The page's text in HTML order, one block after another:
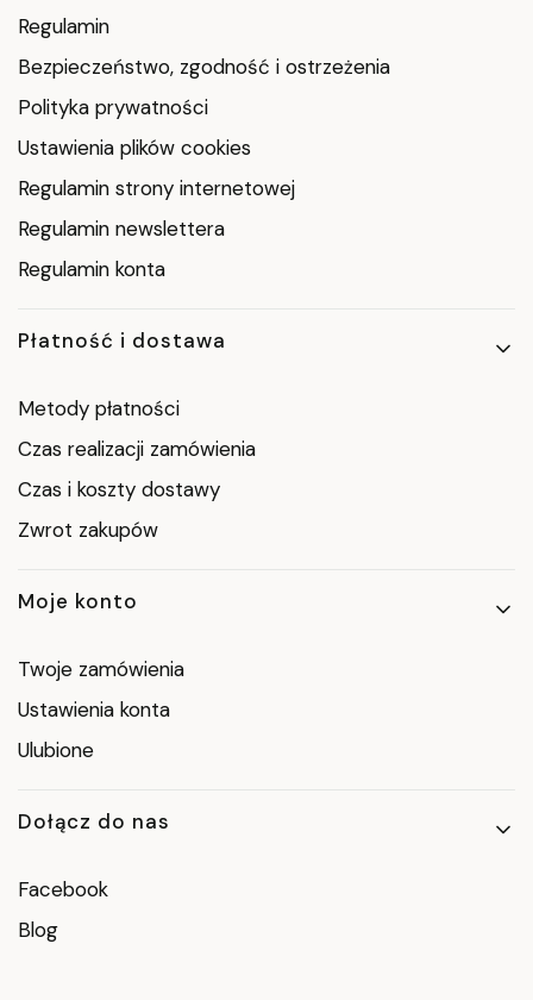
Regulamin
Bezpieczeństwo, zgodność i ostrzeżenia
Polityka prywatności
Ustawienia plików cookies
Regulamin strony internetowej
Regulamin newslettera
Regulamin konta
Płatność i dostawa
Metody płatności
Czas realizacji zamówienia
Czas i koszty dostawy
Zwrot zakupów
Moje konto
Twoje zamówienia
Ustawienia konta
Ulubione
Dołącz do nas
Facebook
Blog